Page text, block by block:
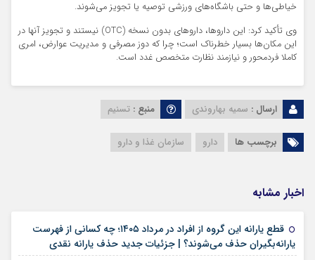
خیاطی‌ها و حتی باشگاه‌های ورزشی توصیه یا تجویز می‌شوند.
وی تأکید کرد: این داروها، دارو‌های بدون نسخه (OTC) نیستند و تجویز آنها در
این مکان‌ها بسیار خطرناک است؛ چرا که دوز مصرفی و مدیریت عوارض، امری
کاملا فردمحور و نیازمند نظارت متخصص غدد است.
ارسال : سمیه بهاروندی منبع : تسنیم
برچسب ها دارو سازمان غذا و دارو
اخبار مشابه
قطع یارانه این گروه از افراد در مرداد ۱۴۰۵؛ چه کسانی از فهرست
یارانه‌بگیران حذف می‌شوند؟ | جزئیات جدید حذف یارانه نقدی